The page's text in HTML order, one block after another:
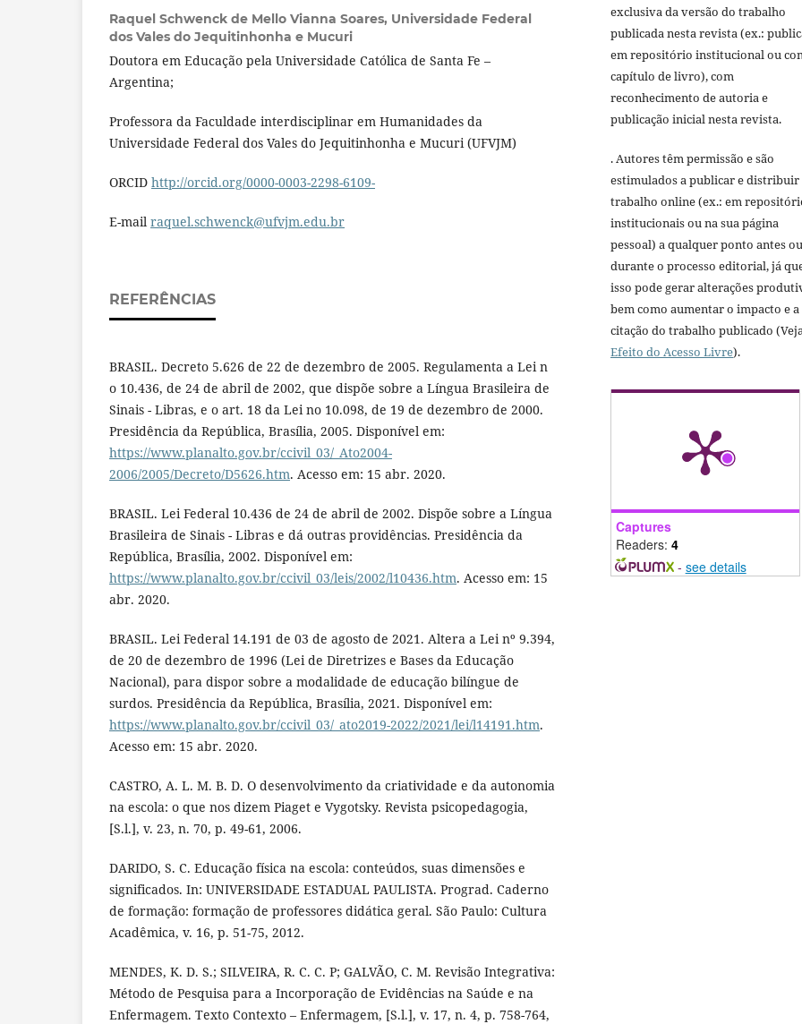
Raquel Schwenck de Mello Vianna Soares, Universidade Federal
dos Vales do Jequitinhonha e Mucuri
Doutora em Educação pela Universidade Católica de Santa Fe –
Argentina;
Professora da Faculdade interdisciplinar em Humanidades da
Universidade Federal dos Vales do Jequitinhonha e Mucuri (UFVJM)
ORCID http://orcid.org/0000-0003-2298-6109-
E-mail raquel.schwenck@ufvjm.edu.br
REFERÊNCIAS
BRASIL. Decreto 5.626 de 22 de dezembro de 2005. Regulamenta a Lei n
o 10.436, de 24 de abril de 2002, que dispõe sobre a Língua Brasileira de
Sinais - Libras, e o art. 18 da Lei no 10.098, de 19 de dezembro de 2000.
Presidência da República, Brasília, 2005. Disponível em:
https://www.planalto.gov.br/ccivil_03/_Ato2004-
2006/2005/Decreto/D5626.htm. Acesso em: 15 abr. 2020.
BRASIL. Lei Federal 10.436 de 24 de abril de 2002. Dispõe sobre a Língua
Brasileira de Sinais - Libras e dá outras providências. Presidência da
República, Brasília, 2002. Disponível em:
https://www.planalto.gov.br/ccivil_03/leis/2002/l10436.htm. Acesso em: 15
abr. 2020.
BRASIL. Lei Federal 14.191 de 03 de agosto de 2021. Altera a Lei nº 9.394,
de 20 de dezembro de 1996 (Lei de Diretrizes e Bases da Educação
Nacional), para dispor sobre a modalidade de educação bilíngue de
surdos. Presidência da República, Brasília, 2021. Disponível em:
https://www.planalto.gov.br/ccivil_03/_ato2019-2022/2021/lei/l14191.htm.
Acesso em: 15 abr. 2020.
CASTRO, A. L. M. B. D. O desenvolvimento da criatividade e da autonomia
na escola: o que nos dizem Piaget e Vygotsky. Revista psicopedagogia,
[S.l.], v. 23, n. 70, p. 49-61, 2006.
DARIDO, S. C. Educação física na escola: conteúdos, suas dimensões e
significados. In: UNIVERSIDADE ESTADUAL PAULISTA. Prograd. Caderno
de formação: formação de professores didática geral. São Paulo: Cultura
Acadêmica, v. 16, p. 51-75, 2012.
MENDES, K. D. S.; SILVEIRA, R. C. C. P; GALVÃO, C. M. Revisão Integrativa:
Método de Pesquisa para a Incorporação de Evidências na Saúde e na
Enfermagem. Texto Contexto – Enfermagem, [S.l.], v. 17, n. 4, p. 758-764,
exclusiva da versão do trabalho
publicada nesta revista (ex.:
em repositório institucional ou
capítulo de livro), com
reconhecimento de autoria e
publicação inicial nesta revista.
. Autores têm permissão e são
estimulados a publicar e distribuir
trabalho online (ex.: em
institucionais ou na sua página
pessoal) a qualquer ponto antes ou
durante o processo editorial, já
isso pode gerar alterações
bem como aumentar o impacto e a
citação do trabalho publicado
Efeito do Acesso Livre).
Captures
Readers: 4
- see details